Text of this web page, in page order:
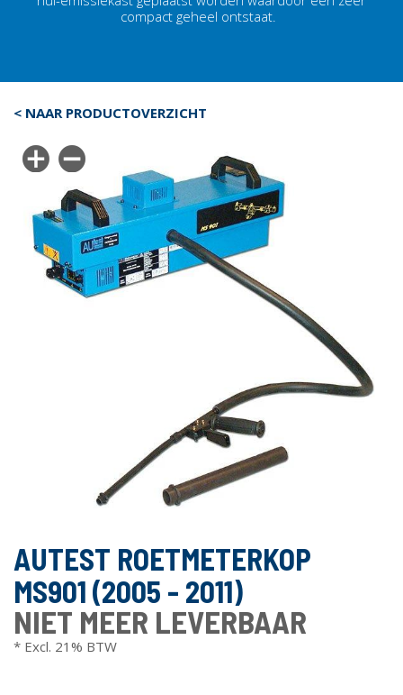
compact geheel ontstaat.
< NAAR PRODUCTOVERZICHT
AUTEST ROETMETERKOP
MS901 (2005 - 2011)
NIET MEER LEVERBAAR
* Excl. 21% BTW